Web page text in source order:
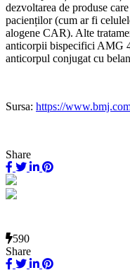
dezvoltarea de produse
pacienților (cum ar fi
alogene CAR). Alte
anticorpii bispecifici AMG
anticorpul conjugat cu
Sursa: https://
Share
590
Share